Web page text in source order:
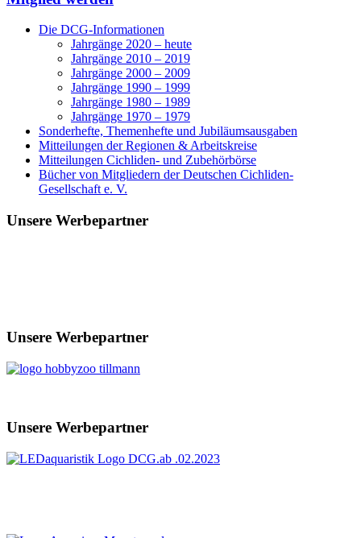
Die DCG-Informationen
Jahrgänge 2020 – heute
Jahrgänge 2010 – 2019
Jahrgänge 2000 – 2009
Jahrgänge 1990 – 1999
Jahrgänge 1980 – 1989
Jahrgänge 1970 – 1979
Sonderhefte, Themenhefte und Jubiläumsausgaben
Mitteilungen der Regionen & Arbeitskreise
Mitteilungen Cichliden- und Zubehörbörse
Bücher von Mitgliedern der Deutschen Cichliden-
Gesellschaft e. V.
Unsere Werbepartner
Unsere Werbepartner
Unsere Werbepartner